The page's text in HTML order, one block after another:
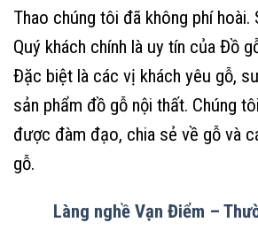
Thao chúng tôi đã không phí hoài.
Quý khách chính là uy tín của Đồ
Đặc biệt là các vị khách yêu gỗ,
sản phẩm đồ gỗ nội thất. Chúng
được đàm đạo, chia sẻ về gỗ và
gỗ.
Làng nghề Vạn Điểm –